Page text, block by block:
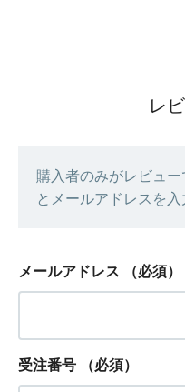
レ
購入者のみがレビュ
とメールアドレスを入
メールアドレス （必須）
受注番号 （必須）